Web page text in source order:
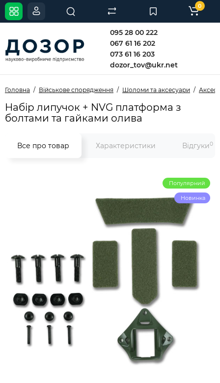
095 28 00 222
067 61 16 202
073 61 16 203
dozor_tov@ukr.net
0
Головна Військове спорядження Шоломи та аксесуари
Набір липучок + NVG платформа з
болтами та гайками олива
Все про товар Характеристики Відгуки0
Популярний
Новинка